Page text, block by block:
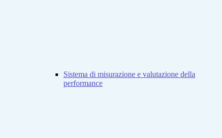
Sistema di misurazione e valutazione della
performance